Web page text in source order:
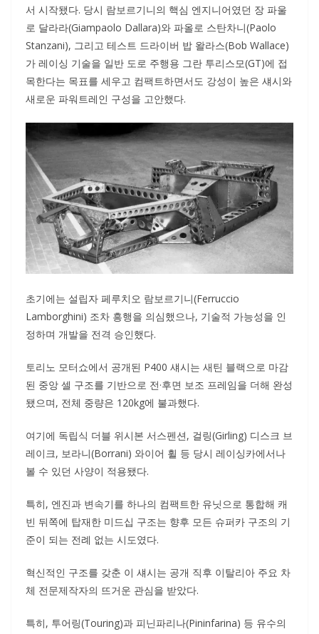
서 시작됐다. 당시 람보르기니의 핵심 엔지니어였던 장 파울
로 달라라(Giampaolo Dallara)와 파올로 스탄차니(Paolo
Stanzani), 그리고 테스트 드라이버 밥 왈라스(Bob Wallace)
가 레이싱 기술을 일반 도로 주행용 그란 투리스모(GT)에 접
목한다는 목표를 세우고 컴팩트하면서도 강성이 높은 섀시와
새로운 파워트레인 구성을 고안했다.
초기에는 설립자 페루치오 람보르기니(Ferruccio
Lamborghini) 조차 흥행을 의심했으나, 기술적 가능성을 인
정하며 개발을 전격 승인했다.
토리노 모터쇼에서 공개된 P400 섀시는 새틴 블랙으로 마감
된 중앙 셀 구조를 기반으로 전·후면 보조 프레임을 더해 완성
됐으며, 전체 중량은 120kg에 불과했다.
여기에 독립식 더블 위시본 서스펜션, 걸링(Girling) 디스크 브
레이크, 보라니(Borrani) 와이어 휠 등 당시 레이싱카에서나
볼 수 있던 사양이 적용됐다.
특히, 엔진과 변속기를 하나의 컴팩트한 유닛으로 통합해 캐
빈 뒤쪽에 탑재한 미드십 구조는 향후 모든 슈퍼카 구조의 기
준이 되는 전례 없는 시도였다.
혁신적인 구조를 갖춘 이 섀시는 공개 직후 이탈리아 주요 차
체 전문제작자의 뜨거운 관심을 받았다.
특히, 투어링(Touring)과 피닌파리나(Pininfarina) 등 유수의